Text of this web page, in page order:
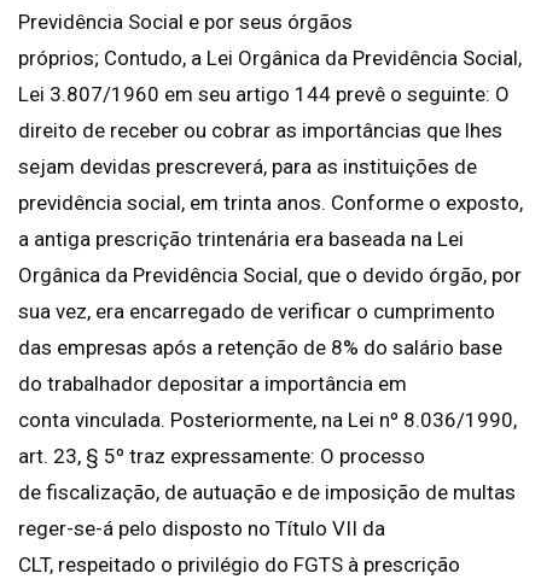
Previdência Social e por seus órgãos
próprios; Contudo, a Lei Orgânica da Previdência Social,
Lei 3.807/1960 em seu artigo 144 prevê o seguinte: O
direito de receber ou cobrar as importâncias que lhes
sejam devidas prescreverá, para as instituições de
previdência social, em trinta anos. Conforme o exposto,
a antiga prescrição trintenária era baseada na Lei
Orgânica da Previdência Social, que o devido órgão, por
sua vez, era encarregado de verificar o cumprimento
das empresas após a retenção de 8% do salário base
do trabalhador depositar a importância em
conta vinculada. Posteriormente, na Lei nº 8.036/1990,
art. 23, § 5º traz expressamente: O processo
de fiscalização, de autuação e de imposição de multas
reger-se-á pelo disposto no Título VII da
CLT, respeitado o privilégio do FGTS à prescrição